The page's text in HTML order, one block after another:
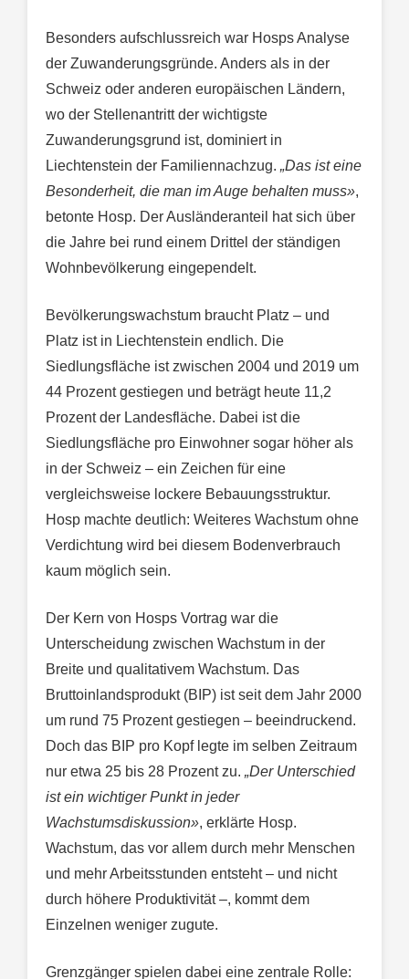
Besonders aufschlussreich war Hosps Analyse
der Zuwanderungsgründe. Anders als in der
Schweiz oder anderen europäischen Ländern,
wo der Stellenantritt der wichtigste
Zuwanderungsgrund ist, dominiert in
Liechtenstein der Familiennachzug. „Das ist eine
Besonderheit, die man im Auge behalten muss»,
betonte Hosp. Der Ausländeranteil hat sich über
die Jahre bei rund einem Drittel der ständigen
Wohnbevölkerung eingependelt.
Bevölkerungswachstum braucht Platz – und
Platz ist in Liechtenstein endlich. Die
Siedlungsfläche ist zwischen 2004 und 2019 um
44 Prozent gestiegen und beträgt heute 11,2
Prozent der Landesfläche. Dabei ist die
Siedlungsfläche pro Einwohner sogar höher als
in der Schweiz – ein Zeichen für eine
vergleichsweise lockere Bebauungsstruktur.
Hosp machte deutlich: Weiteres Wachstum ohne
Verdichtung wird bei diesem Bodenverbrauch
kaum möglich sein.
Der Kern von Hosps Vortrag war die
Unterscheidung zwischen Wachstum in der
Breite und qualitativem Wachstum. Das
Bruttoinlandsprodukt (BIP) ist seit dem Jahr 2000
um rund 75 Prozent gestiegen – beeindruckend.
Doch das BIP pro Kopf legte im selben Zeitraum
nur etwa 25 bis 28 Prozent zu. „Der Unterschied
ist ein wichtiger Punkt in jeder
Wachstumsdiskussion», erklärte Hosp.
Wachstum, das vor allem durch mehr Menschen
und mehr Arbeitsstunden entsteht – und nicht
durch höhere Produktivität –, kommt dem
Einzelnen weniger zugute.
Grenzgänger spielen dabei eine zentrale Rolle: